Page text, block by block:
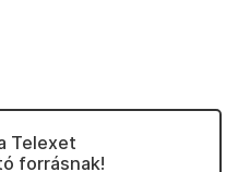
Telexet
forrásnak!